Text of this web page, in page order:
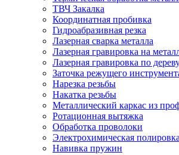
ТВЧ Закалка
Координатная пробивка
Гидроабразивная резка
Лазерная сварка металла
Лазерная гравировка на
Лазерная гравировка по
Заточка режущего
Нарезка резьбы
Накатка резьбы
Металлический каркас из
Ротационная вытяжка
Обработка проволоки
Электрохимическая полировка
Навивка пружин